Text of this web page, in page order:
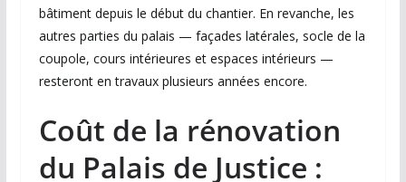
bâtiment depuis le début du chantier. En revanche, les
autres parties du palais — façades latérales, socle de la
coupole, cours intérieures et espaces intérieurs —
resteront en travaux plusieurs années encore.
Coût de la rénovation
du Palais de Justice :